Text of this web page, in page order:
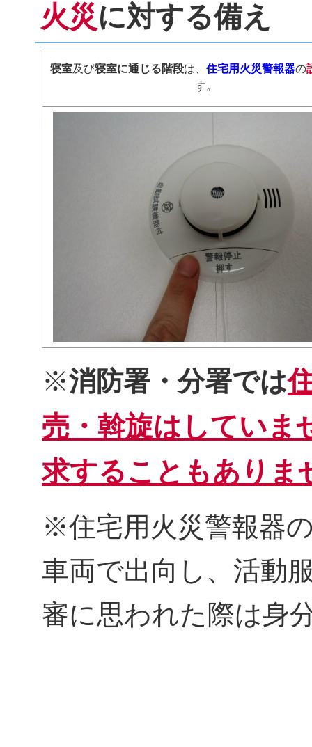
火災に対する備え
寝室及び寝室に通じる階段は、 住宅用火災警報器の
す。
※消防署・分署では
売・斡旋はしていま
求することもありま
※住宅用火災警報器
車両で出向し、活動
審に思われた際は身